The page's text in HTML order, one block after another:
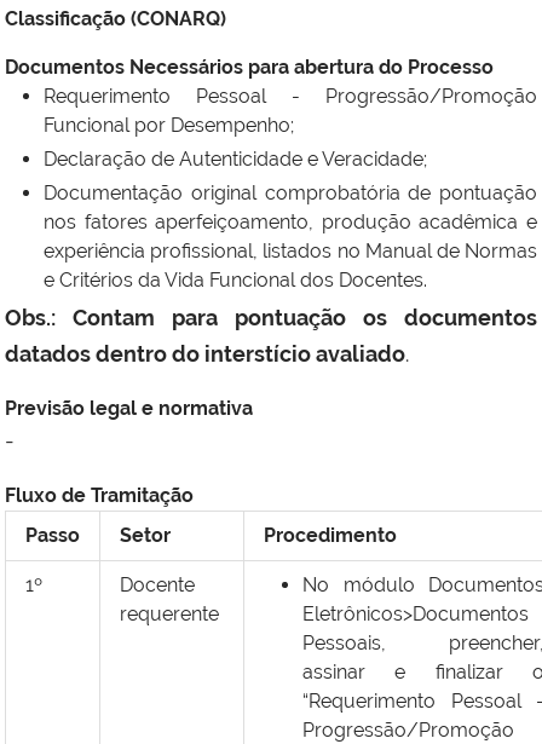
Classificação (CONARQ)
Documentos Necessários para abertura do Processo
Requerimento Pessoal - Progressão/Promoção
Funcional por Desempenho;
Declaração de Autenticidade e Veracidade;
Documentação original comprobatória de pontuação
nos fatores aperfeiçoamento, produção acadêmica e
experiência profissional, listados no Manual de Normas
e Critérios da Vida Funcional dos Docentes.
Obs.: Contam para pontuação os documentos
datados dentro do interstício avaliado.
Previsão legal e normativa
-
Fluxo de Tramitação
Passo
Setor Procedimento
1º
Docente
requerente
No módulo
Eletrônicos>Documentos
Pessoais,
assinar e finalizar
“Requerimento Pessoal
Progressão/Promoção